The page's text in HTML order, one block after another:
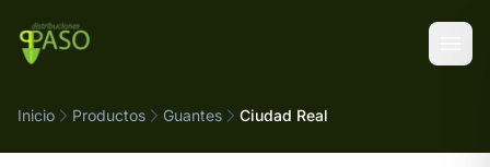
Inicio Productos Guantes Ciudad Real